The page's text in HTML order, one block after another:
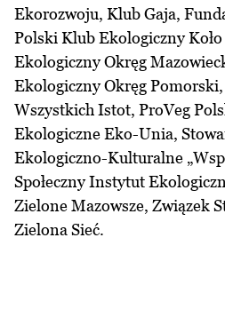
Ekorozwoju, Klub Gaja,
Polski Klub Ekologiczny
Ekologiczny Okręg
Ekologiczny Okręg
Wszystkich Istot, ProVeg
Ekologiczne Eko-Unia,
Ekologiczno-Kulturalne
Społeczny Instytut
Zielone Mazowsze, Związek
Zielona Sieć.